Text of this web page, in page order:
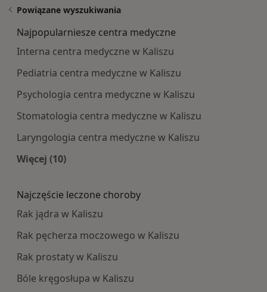
Powiązane wyszukiwania
Najpopularniesze centra medyczne
Interna centra medyczne w Kaliszu
Pediatria centra medyczne w Kaliszu
Psychologia centra medyczne w Kaliszu
Stomatologia centra medyczne w Kaliszu
Laryngologia centra medyczne w Kaliszu
Więcej (10)
Najczęście leczone choroby
Rak jądra w Kaliszu
Rak pęcherza moczowego w Kaliszu
Rak prostaty w Kaliszu
Bóle kręgosłupa w Kaliszu